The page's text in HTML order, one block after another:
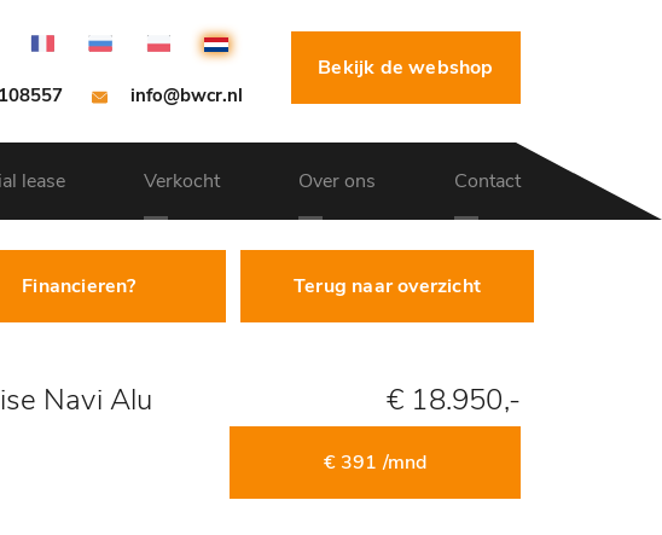
info@bwcr.nl
Bekijk de webshop
lease Verkocht Over ons Contact
Terug naar overzicht
Financieren?
Navi Alu
€ 18.950,-
€ 391 /mnd